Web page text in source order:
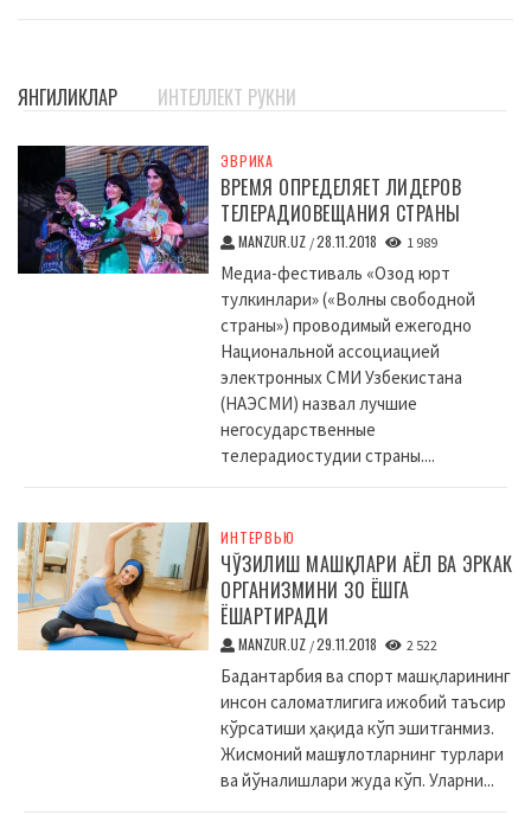
ЯНГИЛИКЛАР ИНТЕЛЛЕКТ РУКНИ
ЭВРИКА
ВРЕМЯ ОПРЕДЕЛЯЕТ ЛИДЕРОВ
ТЕЛЕРАДИОВЕЩАНИЯ СТРАНЫ
MANZUR.UZ /28.11.2018 1 989
Медиа-фестиваль «Озод юрт
тулкинлари» («Волны свободной
страны») проводимый ежегодно
Национальной ассоциацией
электронных СМИ Узбекистана
(НАЭСМИ) назвал лучшие
негосударственные
телерадиостудии страны....
ИНТЕРВЬЮ
ЧЎЗИЛИШ МАШҚЛАРИ АЁЛ ВА ЭРКАК
ОРГАНИЗМИНИ 30 ЁШГА
ЁШАРТИРАДИ
MANZUR.UZ /29.11.2018 2 522
Бадантарбия ва спорт машқларининг
инсон саломатлигига ижобий таъсир
кўрсатиши ҳақида кўп эшитганмиз.
Жисмоний машғулотларнинг турлари
ва йўналишлари жуда кўп. Уларни...